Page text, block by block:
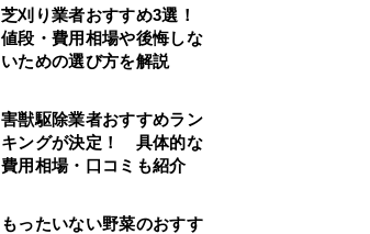
芝刈り業者おすすめ3選！
値段・費用相場や後悔しな
いための選び方を解説
害獣駆除業者おすすめラン
キングが決定！ 具体的な
費用相場・口コミも紹介
もったいない野菜のおすす